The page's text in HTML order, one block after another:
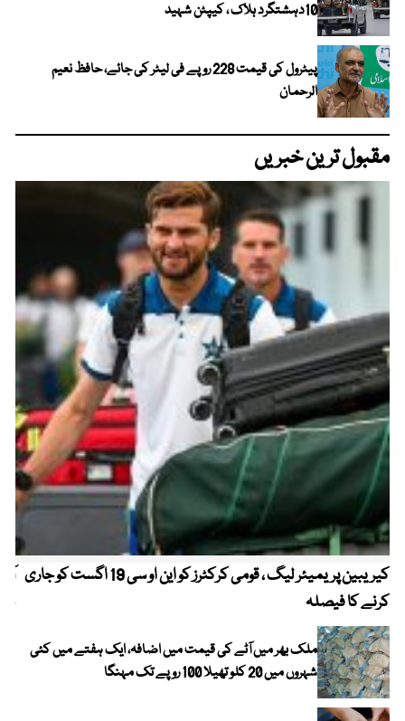
10دہشتگرد ہلاک ، کیپٹن شہید
پیٹرول کی قیمت 228 روپے فی لیٹر کی جائے، حافظ نعیم
الرحمان
مقبول ترین خبریں
کیریبین پریمیئر لیگ ، قومی کرکٹرز کو این او سی 19 اگست کو جاری
کرنے کا فیصلہ
ملک بھر میں آٹے کی قیمت میں اضافہ، ایک ہفتے میں کئی
شہروں میں 20 کلو تھیلا 100 روپے تک مہنگا